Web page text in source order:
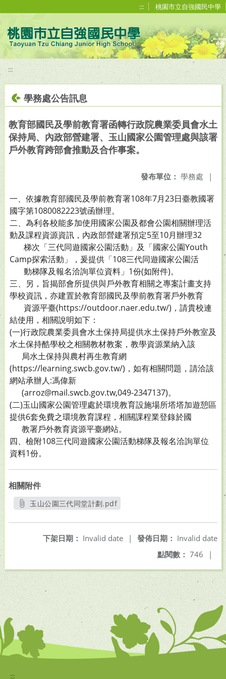
::: 桃園市立自強國民中學
:::
學務處公告訊息
教育部國民及學前教育署函轉行政院農業委員會水土
保持局、內政部營建署、玉山國家公園管理處與該署
戶外教育跨部會推動及合作事案。
發布單位： 學務處 |
一、依據教育部國民及學前教育署108年7月23日臺教國署
國字第1080082223號函辦理。
二、為利各校能多加使用國家公園及都會公園相關辦理活
動及課程資源資訊，內政部營建署預定5至10月辦理32
梯次「三代同遊國家公園活動」及「國家公園Youth
Camp探索活動」，爰提供「108三代同遊國家公園活
動梯隊及報名洽詢單位資料」1份(如附件)。
三、另，旨揭部會所提供與戶外教育相關之專案計畫支持
學校資訊，亦建置於教育部國民及學前教育署戶外教育
資源平臺(https://outdoor.naer.edu.tw/)，請貴校連
結使用，相關說明如下：
(一)行政院農業委員會水土保持局提供水土保持戶外教室及
水土保持酷學校之相關教材教案，教學資源業納入該
局水土保持與農村再生教育網
(https://learning.swcb.gov.tw/)，如有相關問題，請洽該
網站承辦人:馮偉新
(arroz@mail.swcb.gov.tw,049-2347137)。
(二)玉山國家公園管理處於環境教育設施場所塔塔加遊憩區
提供6套免費之環境教育課程，相關課程業登錄於國
教署戶外教育資源平臺網站。
四、檢附108三代同遊國家公園活動梯隊及報名洽詢單位
資料1份。
相關附件
玉山公園三代同堂計劃.pdf
發佈日期： Invalid date
下架日期： Invalid date
|
點閱數： 746 |
:::